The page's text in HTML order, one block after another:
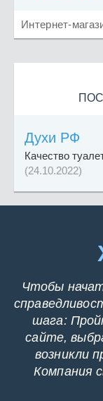
Интернет-
Духи РФ
Качество
(24.10.2022)
Чтобы
шага:
сайте,
возникли
Компания